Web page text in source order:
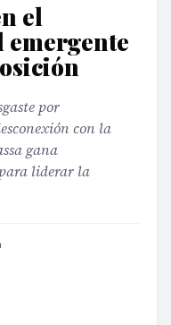
el
emergente
por
con la
gana
liderar la
·